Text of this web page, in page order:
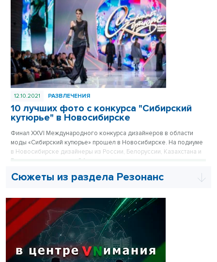
12.10.2021 РАЗВЛЕЧЕНИЯ
10 лучших фото с конкурса "Сибирский
кутюрье" в Новосибирске
Финал XXVI Международного конкурса дизайнеров в области
моды «Сибирский кутюрье» прошел в Новосибирске. На подиуме
в Новосибирске дизайнеры из России, Белоруссии, Казахстана и
Бразилии представили 24 конкурсные коллекции.
Сюжеты из раздела Резонанс